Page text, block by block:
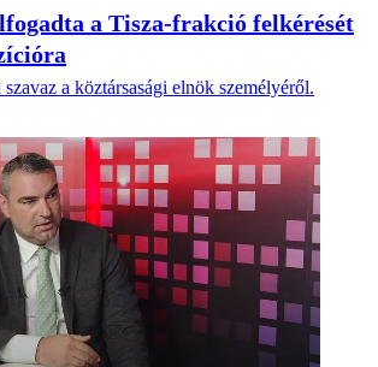
a Tisza-frakció felkérését
a köztársasági elnök személyéről.